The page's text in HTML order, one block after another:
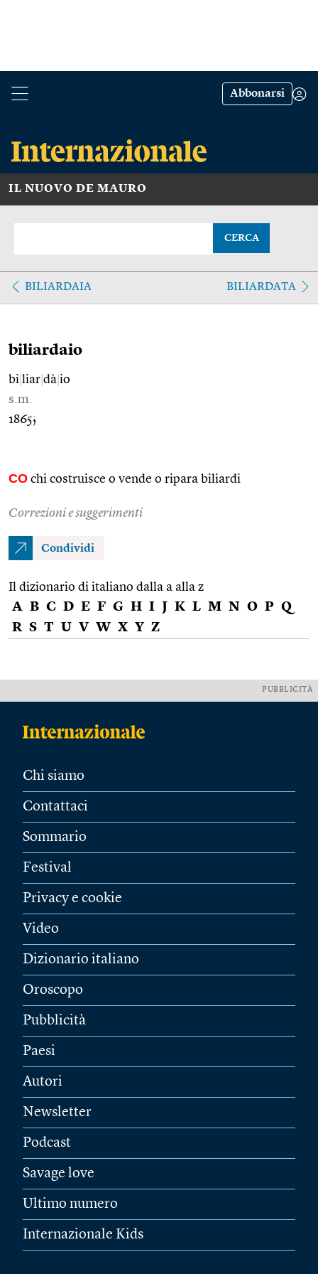
Abbonarsi
IL NUOVO DE MAURO
CERCA
BILIARDAIA BILIARDATA
biliardaio
bi liar dà io
s.m.
1865;
CO chi costruisce o vende o ripara biliardi
Correzioni e suggerimenti
Condividi
Il dizionario di italiano dalla a alla z
A B C D E F G H I J K L M N O P Q
R S T U V W X Y Z
PUBBLICITÀ
Chi siamo
Contattaci
Sommario
Festival
Privacy e cookie
Video
Dizionario italiano
Oroscopo
Pubblicità
Paesi
Autori
Newsletter
Podcast
Savage love
Ultimo numero
Internazionale Kids